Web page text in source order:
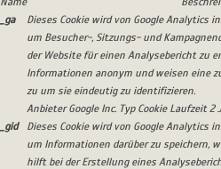
_ga
Dieses Cookie wird von Google Analytics
um Besucher-, Sitzungs- und
der Website für einen Analysebericht zu
Informationen anonym und weisen eine
zu um sie eindeutig zu identifizieren.
Anbieter Google Inc. Typ Cookie Laufzeit 2
_gid
Dieses Cookie wird von Google Analytics
um Informationen darüber zu speichern,
hilft bei der Erstellung eines